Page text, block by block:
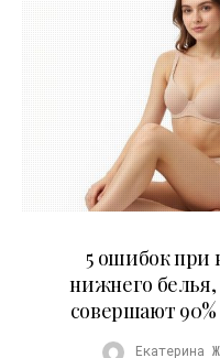
5 ошибок при
нижнего
совершают
Екатерина